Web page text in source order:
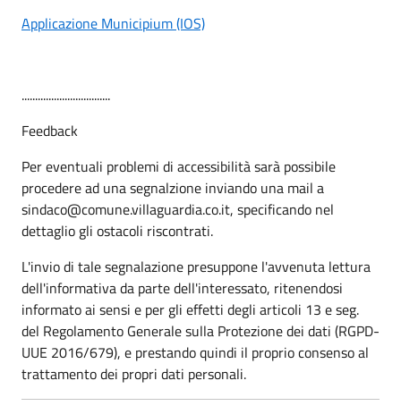
Applicazione Municipium (IOS)
.................................
Feedback
Per eventuali problemi di accessibilità sarà possibile
procedere ad una segnalzione inviando una mail a
sindaco@comune.villaguardia.co.it, specificando nel
dettaglio gli ostacoli riscontrati.
L'invio di tale segnalazione presuppone l'avvenuta lettura
dell'informativa da parte dell'interessato, ritenendosi
informato ai sensi e per gli effetti degli articoli 13 e seg.
del Regolamento Generale sulla Protezione dei dati (RGPD-
UUE 2016/679), e prestando quindi il proprio consenso al
trattamento dei propri dati personali.